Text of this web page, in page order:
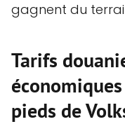
gagnent du
Tarifs
pieds de